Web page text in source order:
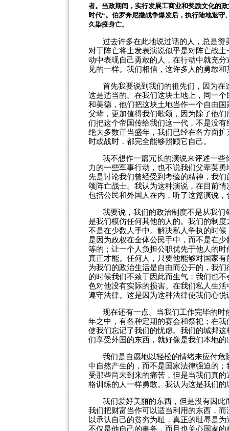
者。当政期间，实行发展工商业和奖励文化的
时代“。伯罗奔尼撒战争爆发后，执行陆地退
久染疫身亡。
过去许多在此地说过话的人，总是
对于阵亡将士发表演说似乎是对阵亡战
动中表现自己勇敢的人，在行动中就充
见的一样。我们相信，这许多人的勇敢
首先我要说到我们的祖先们，因为
这是适当的。在我们这块土地上，同一
和美德，他们把这块土地当作一个自由
父辈，更加值得我们歌颂，因为除了他
们把这个帝国传给我们这一代，不是没
绝大多数正当盛年，我们已经在各方面
时或战时，都完全能够照顾它自己。
我不想作一篇冗长的演说来评述一
力的一些军事行动，也不说我们父辈英
先是讨论我们曾经受到考验的精神，我
颂阵亡战士。我认为这种演说，在目前
包括公民和外国人在内，听了这篇演说，
我要说，我们的政治制度不是从我
是我们模仿任何其他的人的。我们的制
不是在少数人手中。解决私人争执的时
是因为政权在全体公民手中，而不是在
等的；让一个人负担公职优先于他人的
真正才能。任何人，只要他能够对国家
为我们的政治生活是自由而公开的，我
的时候我们不致于因此而生气；我们也
色对他没有实际的损害。在我们私人生
遵守法律。这是因为这种法律使我们心悦
现在还有一点。当我们工作完毕的
年之中，有各种定期的赛会和祭祀；在
使我们忘记了我们的忧虑。我们的城邦
们享受外国的东西，就好像是我们本地的
我们是自愿地以轻松的情绪来应付
中自然产生的，而不是国家法律强迫的
受那些尚未到来的痛苦，但是当我们真
格训练的人一样勇敢。我认为这是我们
我们爱好美丽的东西，但是没有因
我们把财富当作可以适当利用的东西，
以承认自己的贫穷为耻，真正的耻辱是
不仅是他自己的事务，而且也关心国家